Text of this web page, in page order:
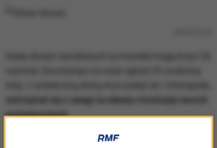
podopiecznych.
W kadrze "Trójkolorowych" roi się od gwiazd,